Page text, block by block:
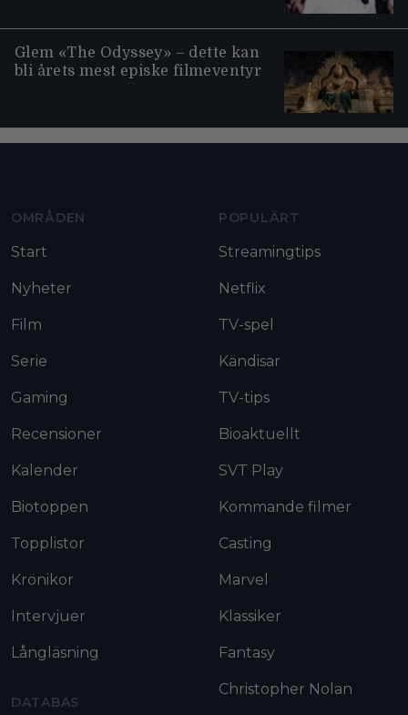
Glem «The Odyssey» – dette kan
bli årets mest episke filmeventyr
OMRÅDEN
Start
Nyheter
Film
Serie
Gaming
Recensioner
Kalender
Biotoppen
Topplistor
Krönikor
Intervjuer
Långläsning
DATABAS
POPULÄRT
Streamingtips
Netflix
TV-spel
Kändisar
TV-tips
Bioaktuellt
SVT Play
Kommande filmer
Casting
Marvel
Klassiker
Fantasy
Christopher Nolan